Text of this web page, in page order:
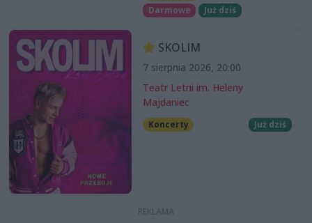
Darmowe
Już dziś
SKOLIM
7 sierpnia 2026, 20:00
Teatr Letni im. Heleny
Majdaniec
Koncerty Już dziś